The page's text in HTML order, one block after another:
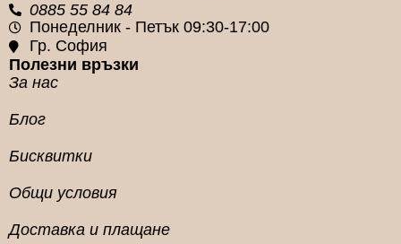
0885 55 84 84
Понеделник - Петък 09:30-17:00
Гр. София
Полезни връзки
За нас
Блог
Бисквитки
Общи условия
Доставка и плащане